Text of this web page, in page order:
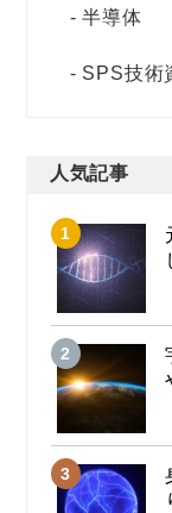
半導体
SPS技術
人気記事